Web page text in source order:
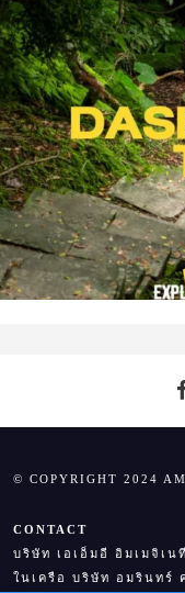
© COPYRIGHT 2024
CONTACT
บริษัท เอเอ็มอี อิมเมจิเน
ในเครือ บริษัท อมรินทร์